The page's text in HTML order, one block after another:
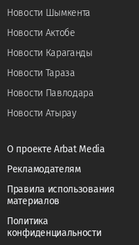
Новости Шымкента
Новости Актобе
Новости Караганды
Новости Тараза
Новости Павлодара
Новости Атырау
О проекте Arbat Media
Рекламодателям
Правила использования
материалов
Политика
конфиденциальности